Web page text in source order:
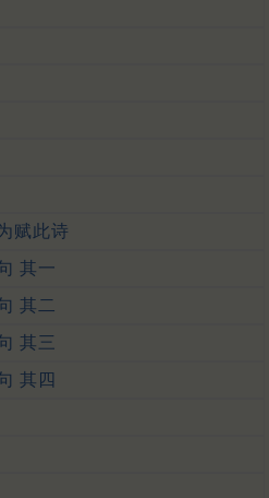
赋此诗
其一
其二
其三
其四